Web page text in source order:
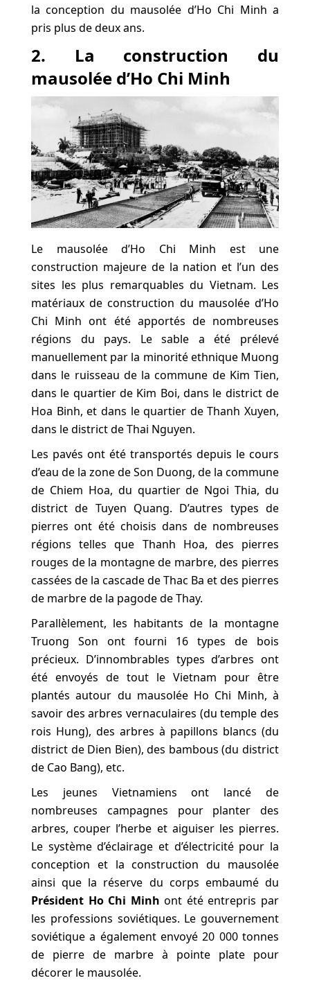
la conception du mausolée d’Ho Chi Minh a
pris plus de deux ans.
2. La construction du
mausolée d’Ho Chi Minh
Le mausolée d’Ho Chi Minh est une
construction majeure de la nation et l’un des
sites les plus remarquables du Vietnam. Les
matériaux de construction du mausolée d’Ho
Chi Minh ont été apportés de nombreuses
régions du pays. Le sable a été prélevé
manuellement par la minorité ethnique Muong
dans le ruisseau de la commune de Kim Tien,
dans le quartier de Kim Boi, dans le district de
Hoa Binh, et dans le quartier de Thanh Xuyen,
dans le district de Thai Nguyen.
Les pavés ont été transportés depuis le cours
d’eau de la zone de Son Duong, de la commune
de Chiem Hoa, du quartier de Ngoi Thia, du
district de Tuyen Quang. D’autres types de
pierres ont été choisis dans de nombreuses
régions telles que Thanh Hoa, des pierres
rouges de la montagne de marbre, des pierres
cassées de la cascade de Thac Ba et des pierres
de marbre de la pagode de Thay.
Parallèlement, les habitants de la montagne
Truong Son ont fourni 16 types de bois
précieux. D’innombrables types d’arbres ont
été envoyés de tout le Vietnam pour être
plantés autour du mausolée Ho Chi Minh, à
savoir des arbres vernaculaires (du temple des
rois Hung), des arbres à papillons blancs (du
district de Dien Bien), des bambous (du district
de Cao Bang), etc.
Les jeunes Vietnamiens ont lancé de
nombreuses campagnes pour planter des
arbres, couper l’herbe et aiguiser les pierres.
Le système d’éclairage et d’électricité pour la
conception et la construction du mausolée
ainsi que la réserve du corps embaumé du
Président Ho Chi Minh ont été entrepris par
les professions soviétiques. Le gouvernement
soviétique a également envoyé 20 000 tonnes
de pierre de marbre à pointe plate pour
décorer le mausolée.